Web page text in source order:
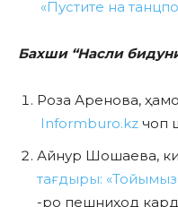
«Пустите на
Бахши “Насли
Роза Аренова,
Informburo.kz чоп
Айнур Шошаева,
тағдыры: «Тойымыз
-ро пешниҳод